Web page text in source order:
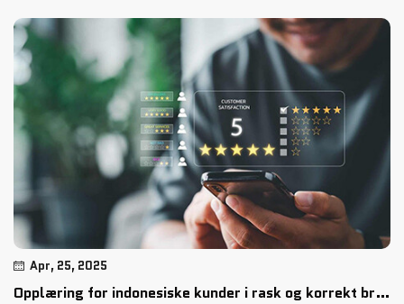
Apr, 25, 2025
Opplæring for indonesiske kunder i rask og korrekt bruk av maskinen